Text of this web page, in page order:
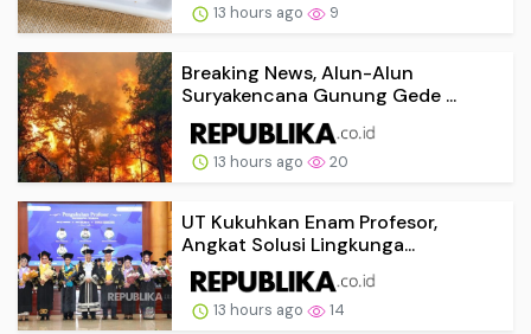
13 hours ago 9
Breaking News, Alun-Alun
Suryakencana Gunung Gede ...
13 hours ago 20
UT Kukuhkan Enam Profesor,
Angkat Solusi Lingkunga...
13 hours ago 14